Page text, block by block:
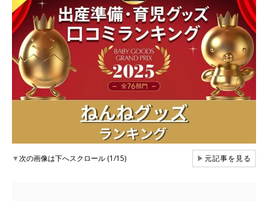
▼次の画像は下へスクロール (1/15) ▶元記事を見る